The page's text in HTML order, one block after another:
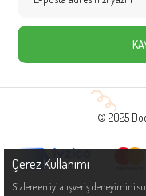
© 2025
Çerez Kullanımı
Sizlere en iyi alışveriş deneyimini